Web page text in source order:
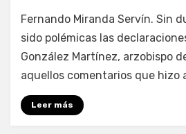
Enrique
Fernando Miranda Servín. Sin
sido polémicas las
González Martínez, arzobispo
aquellos comentarios que hizo
Leer más